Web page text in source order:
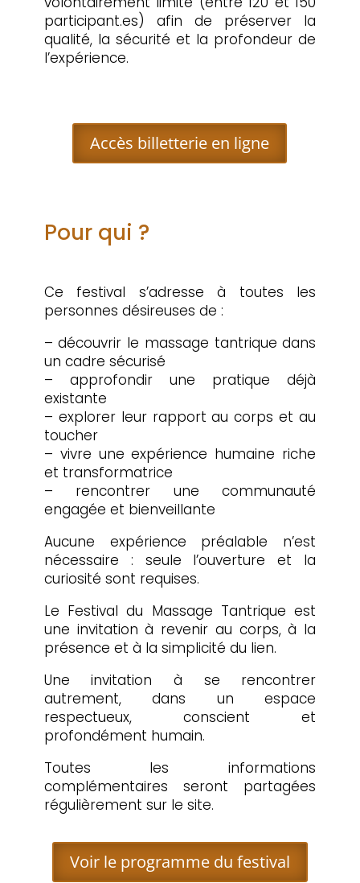
participant.es) afin de préserver la
qualité, la sécurité et la profondeur de
l’expérience.
Accès billetterie en ligne
Pour qui ?
Ce festival s’adresse à toutes les
personnes désireuses de :
– découvrir le massage tantrique dans
un cadre sécurisé
– approfondir une pratique déjà
existante
– explorer leur rapport au corps et au
toucher
– vivre une expérience humaine riche
et transformatrice
– rencontrer une communauté
engagée et bienveillante
Aucune expérience préalable n’est
nécessaire : seule l’ouverture et la
curiosité sont requises.
Le Festival du Massage Tantrique est
une invitation à revenir au corps, à la
présence et à la simplicité du lien.
Une invitation à se rencontrer
autrement, dans un espace
respectueux, conscient et
profondément humain.
Toutes les informations
complémentaires seront partagées
régulièrement sur le site.
Voir le programme du festival